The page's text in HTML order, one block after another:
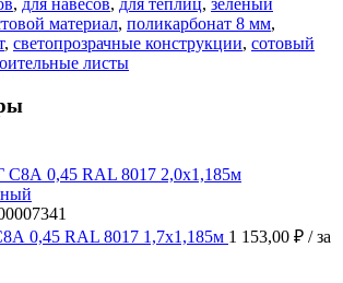
, для навесов, для теплиц, зеленый
материал, поликарбонат 8 мм,
, светопрозрачные конструкции, сотовый
листы
0,45 RAL 8017 1,7х1,185м 1 153,00 ₽ / за